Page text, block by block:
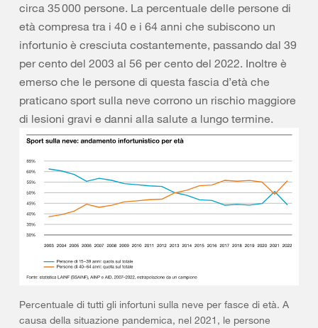
circa 35 000 persone. La percentuale delle persone di
età compresa tra i 40 e i 64 anni che subiscono un
infortunio è cresciuta costantemente, passando dal 39
per cento del 2003 al 56 per cento del 2022. Inoltre è
emerso che le persone di questa fascia d’età che
praticano sport sulla neve corrono un rischio maggiore
di lesioni gravi e danni alla salute a lungo termine.
Percentuale di tutti gli infortuni sulla neve per fasce di età. A
causa della situazione pandemica, nel 2021, le persone